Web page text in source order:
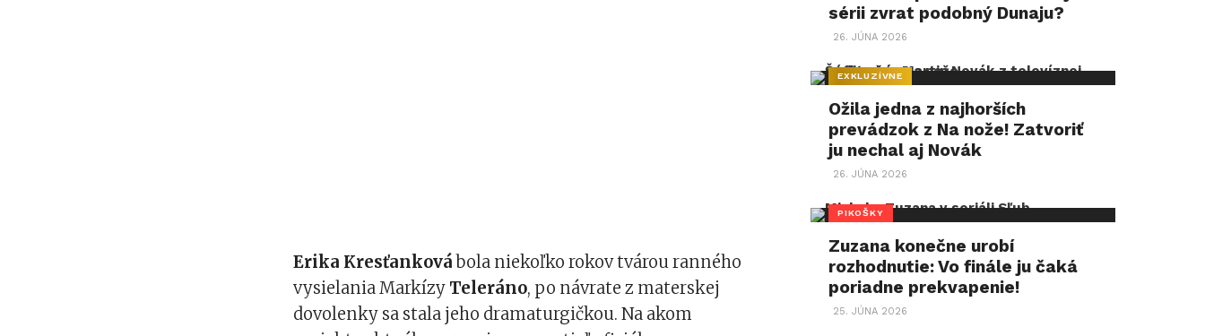
Erika Kresťankovábola niekoľko rokov tvárou ranného
vysielania Markízy Teleráno, po návrate z materskej
dovolenky sa stala jeho dramaturgičkou. Na akom
sérii zvrat podobný Dunaju?
26. JÚNA 2026
EXKLUZÍVNE
Ožila jedna z najhorších
prevádzok z Na nože! Zatvoriť
ju nechal aj Novák
26. JÚNA 2026
PIKOŠKY
Zuzana konečne urobí
rozhodnutie: Vo finále ju čaká
poriadne prekvapenie!
25. JÚNA 2026